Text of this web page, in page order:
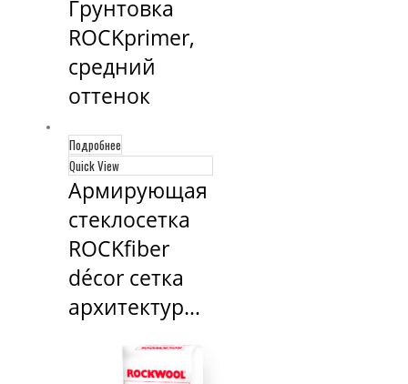
Грунтовка
ROCKprimer,
средний
оттенок
Подробнее
Quick View
Армирующая
стеклосетка
ROCKfiber
décor сетка
архитектурная